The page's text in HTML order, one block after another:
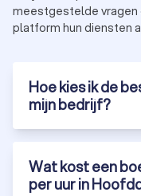
meestgestelde vragen
platform hun diensten
Hoe kies ik de
mijn bedrijf?
Wat kost een
per uur in